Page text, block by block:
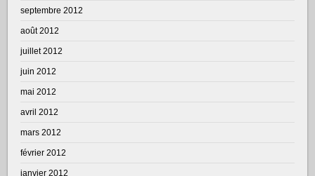
septembre 2012
août 2012
juillet 2012
juin 2012
mai 2012
avril 2012
mars 2012
février 2012
janvier 2012